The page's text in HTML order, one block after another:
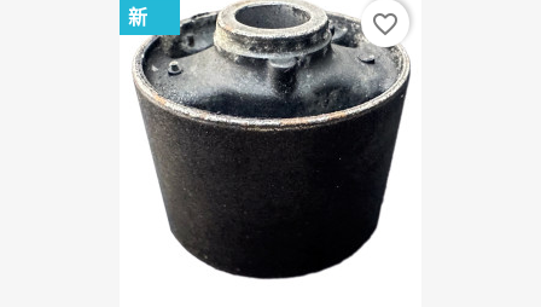
新 favorite_border